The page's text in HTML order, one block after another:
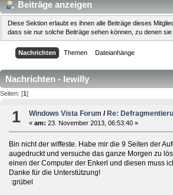
Beiträge anzeigen
Diese Sektion erlaubt es ihnen alle Beiträge dieses
dass sie nur solche Beiträge sehen können, zu denen
Nachrichten Themen Dateianhänge
Nachrichten - lewilly
Seiten: [1]
1 Windows Vista Forum / Re:
«am: 23. November 2013, 06:53:40 »
Bin nicht der wiffeste. Habe mir die 9 Seiten der
augedruckt und versuche das ganze Morgen zu
einen der Computer der Enkerl und diesen muss
Danke für die Unterstützung!
:grübel